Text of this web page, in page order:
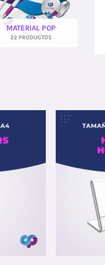
MATERIAL POP
22 PRODUCTOS